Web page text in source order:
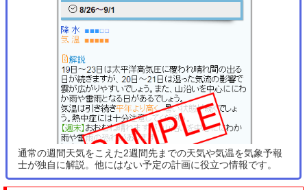
通常の週間天気をこえた2週間先までの天気や気温を気象予報
士が独自に解説。他にはない予定の計画に役立つ情報です。